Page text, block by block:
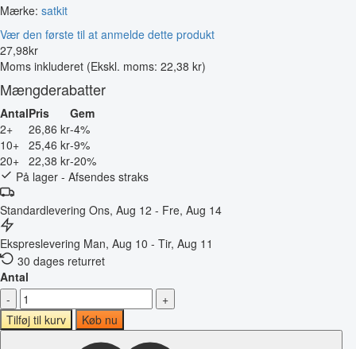
Mærke: satkit
Vær den første til at anmelde dette produkt
27,98kr
Moms inkluderet (Ekskl. moms: 22,38 kr)
Mængderabatter
AntalPris
Gem
2+
26,86 kr-4%
10+ 25,46 kr-9%
20+ 22,38 kr-20%
På lager - Afsendes straks
Standardlevering Ons, Aug 12 - Fre, Aug 14
Ekspreslevering Man, Aug 10 - Tir, Aug 11
30 dages returret
Antal
-
+
Tilføj til kurv
Køb nu